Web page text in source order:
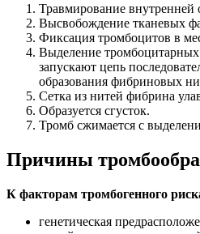
Травмирование внутренней
Высвобождение тканевых
Фиксация тромбоцитов в
Выделение
запускают цепь
образования фибриновых
Сетка из нитей фибрина
Образуется сгусток.
Тромб сжимается с
Причины
К факторам тромбогенного
генетическая